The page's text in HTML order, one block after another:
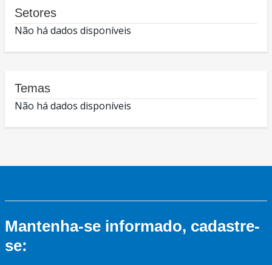
Setores
Não há dados disponíveis
Temas
Não há dados disponíveis
Mantenha-se informado, cadastre-
se: